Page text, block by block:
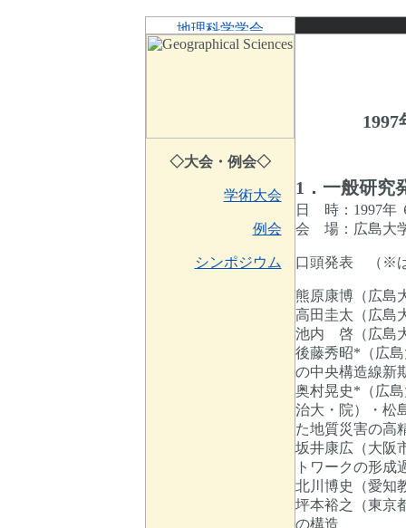
◇大会・例会◇
学術大会
例会
シンポジウム
1．一般研究
日 時： 1997年
会 場：広島大
口頭発表 （※
熊原康博（広島
高田圭太（広島
池内 啓（広島
後藤秀昭*（広
の中央構造線新
奥村晃史*（広
治大・院）・松
た地質災害の高
坂井康広（大阪
トワークの形成
北川博史（愛知
坪本裕之（東京
の構造